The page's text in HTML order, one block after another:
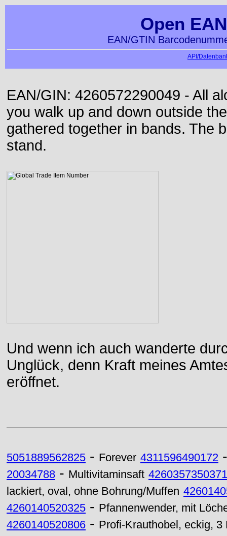
Open
EAN/GTIN
API/
EAN/GIN: 4260572290049 - All
you walk up and down outside
gathered together in bands. The
stand.
Und wenn ich auch wanderte
Unglück, denn Kraft meines
eröffnet.
5051889562825 - Forever 4311596490172
20034788 - Multivitaminsaft 4260357350371
lackiert, oval, ohne Bohrung/Muffen
4260140520325 - Pfannenwender, mit
4260140520806 - Profi-Krauthobel, eckig,